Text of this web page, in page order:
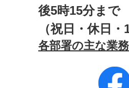
後5時15分まで
（祝日・休日
各部署の主な業